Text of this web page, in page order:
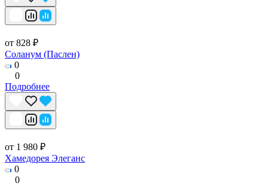
от 828 ₽
Соланум (Паслен)
0
0
Подробнее
от 1 980 ₽
Хамедорея Элеганс
0
0